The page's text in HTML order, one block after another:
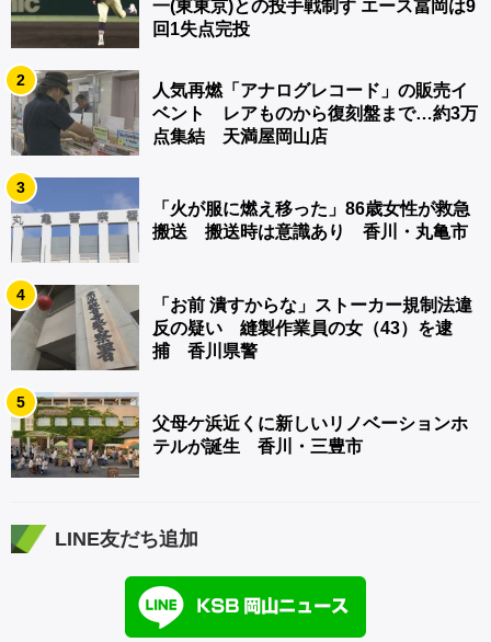
一(東東京)との投手戦制す エース冨岡は9
回1失点完投
2
人気再燃「アナログレコード」の販売イ
ベント レアものから復刻盤まで…約3万
点集結 天満屋岡山店
3
「火が服に燃え移った」86歳女性が救急
搬送 搬送時は意識あり 香川・丸亀市
4
「お前 潰すからな」ストーカー規制法違
反の疑い 縫製作業員の女（43）を逮
捕 香川県警
5
父母ケ浜近くに新しいリノベーションホ
テルが誕生 香川・三豊市
LINE友だち追加